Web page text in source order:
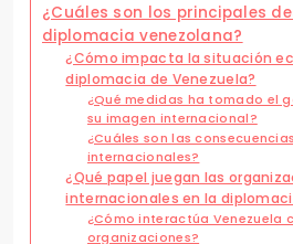
¿Cuáles son los principales
diplomacia venezolana?
¿Cómo impacta la situación
diplomacia de Venezuela?
¿Qué medidas ha tomado el
su imagen internacional?
¿Cuáles son las
internacionales?
¿Qué papel juegan las
internacionales en la
¿Cómo interactúa Venezuela
organizaciones?